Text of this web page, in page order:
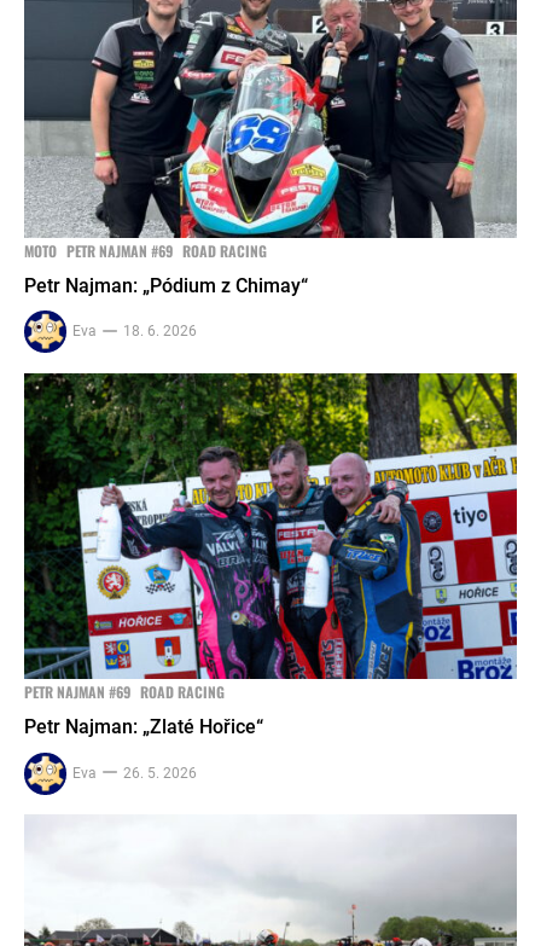
MOTO PETR NAJMAN #69 ROAD RACING
Petr Najman: „Pódium z Chimay“
Eva 18. 6. 2026
PETR NAJMAN #69 ROAD RACING
Petr Najman: „Zlaté Hořice“
Eva 26. 5. 2026